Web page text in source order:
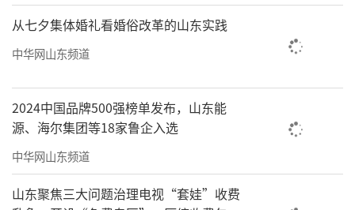
从七夕集体婚礼看婚俗改革的山东实践
中华网山东频道
2024中国品牌500强榜单发布，山东能
源、海尔集团等18家鲁企入选
中华网山东频道
山东聚焦三大问题治理电视“套娃”收费